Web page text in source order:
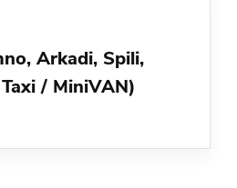
Arkadi, Spili,
/ MiniVAN)